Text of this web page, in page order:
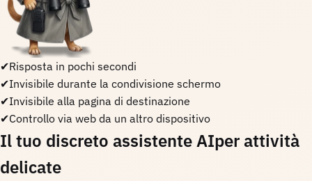
✔Risposta in pochi secondi
✔Invisibile durante la condivisione schermo
✔Invisibile alla pagina di destinazione
✔Controllo via web da un altro dispositivo
Il tuo discreto assistente AIper attività
delicate